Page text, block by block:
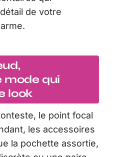
de votre
mode qui
look
le point focal
les accessoires
la pochette assortie,